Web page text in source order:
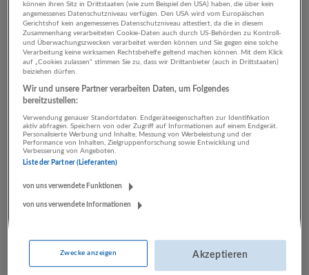
2 IT, EDV Energieversorgung
Unternehmen
LUGSTEIN CONSULTING
Bau | Beherbergung und Gastronomie | Einzelhandel |
Gesundheitswesen | Herstellung von Waren | IT-
Dienstleistungen | Kunst, Unterhaltung und Erholung | Land-
und Forstwirtschaft | Öffentliche Verwaltung | Rechtsberatung
können ihren Sitz in Drittstaaten (wie zum Beispiel den USA) haben, die über kein
angemessenes Datenschutzniveau verfügen. Den USA wird vom Europäischen
Gerichtshof kein angemessenes Datenschutzniveau attestiert, da die in diesem
Zusammenhang verarbeiteten Cookie-Daten auch durch US-Behörden zu Kontroll-
und Überwachungszwecken verarbeitet werden können und Sie gegen eine solche
Verarbeitung keine wirksamen Rechtsbehelfe geltend machen können. Mit dem Klick
auf „Cookies zulassen“ stimmen Sie zu, dass wir Drittanbieter (auch in Drittstaaten)
beiziehen dürfen.
Wir und unsere Partner verarbeiten Daten, um Folgendes
bereitzustellen:
Verwendung genauer Standortdaten. Endgeräteeigenschaften zur Identifikation
aktiv abfragen. Speichern von oder Zugriff auf Informationen auf einem Endgerät.
Personalisierte Werbung und Inhalte, Messung von Werbeleistung und der
Performance von Inhalten, Zielgruppenforschung sowie Entwicklung und
Verbesserung von Angeboten.
Liste der Partner (Lieferanten)
von uns verwendete Funktionen
von uns verwendete Informationen
Zwecke anzeigen Akzeptieren